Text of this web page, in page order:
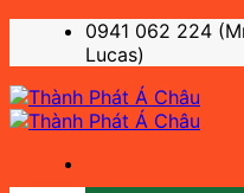
dung
0941 062 224
Lucas)